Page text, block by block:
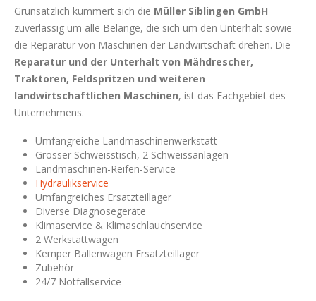
Grunsätzlich kümmert sich die Müller Siblingen GmbH
zuverlässig um alle Belange, die sich um den Unterhalt sowie
die Reparatur von Maschinen der Landwirtschaft drehen. Die
Reparatur und der Unterhalt von Mähdrescher,
Traktoren, Feldspritzen und weiteren
landwirtschaftlichen Maschinen, ist das Fachgebiet des
Unternehmens.
Umfangreiche Landmaschinenwerkstatt
Grosser Schweisstisch, 2 Schweissanlagen
Landmaschinen-Reifen-Service
Hydraulikservice
Umfangreiches Ersatzteillager
Diverse Diagnosegeräte
Klimaservice & Klimaschlauchservice
2 Werkstattwagen
Kemper Ballenwagen Ersatzteillager
Zubehör
24/7 Notfallservice